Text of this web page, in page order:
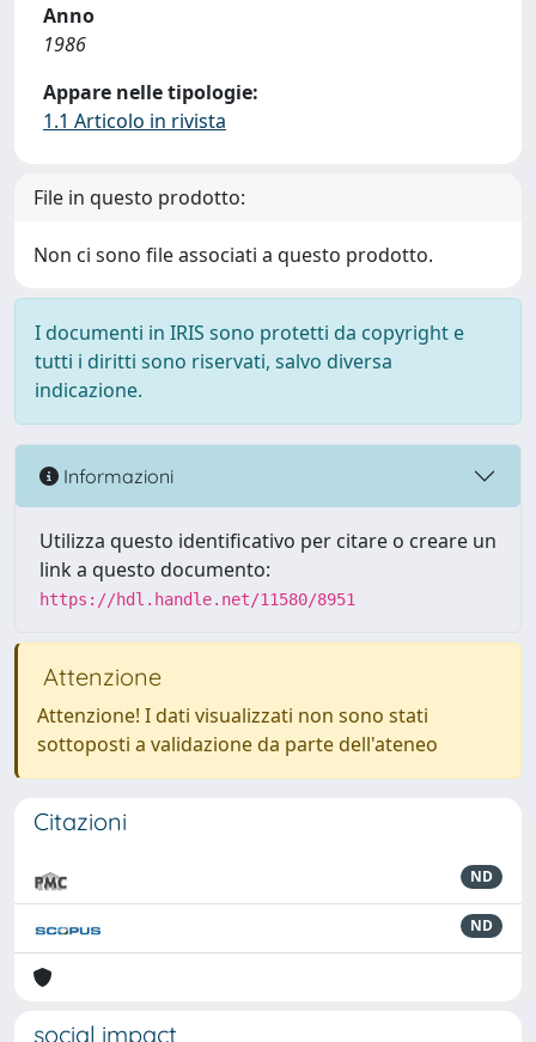
Anno
1986
Appare nelle tipologie:
1.1 Articolo in rivista
File in questo prodotto:
Non ci sono file associati a questo prodotto.
I documenti in IRIS sono protetti da copyright e
tutti i diritti sono riservati, salvo diversa
indicazione.
Informazioni
Utilizza questo identificativo per citare o creare un
link a questo documento:
https://hdl.handle.net/11580/8951
Attenzione
Attenzione! I dati visualizzati non sono stati
sottoposti a validazione da parte dell'ateneo
Citazioni
ND
ND
social impact